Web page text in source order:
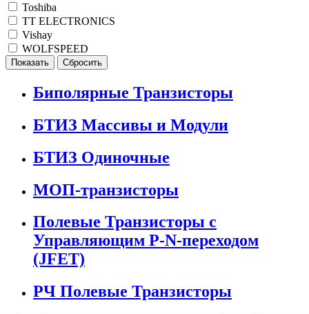
Toshiba
TT ELECTRONICS
Vishay
WOLFSPEED
Биполярные Транзисторы
БТИЗ Массивы и Модули
БТИЗ Одиночные
МОП-транзисторы
Полевые Транзисторы с
Управляющим P-N-переходом
(JFET)
РЧ Полевые Транзисторы